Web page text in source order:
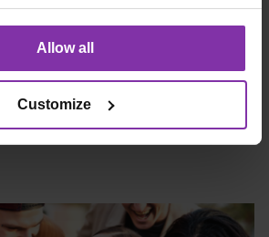
Allow all
Customize
automatski naplatiti kao usluga na
ako aplikacija bude aktivna
otkazivanje usluge, dovoljno je našem
molbu za deaktivaciju svojih